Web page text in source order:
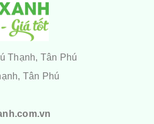
Thạnh, Tân Phú
Tân Phú